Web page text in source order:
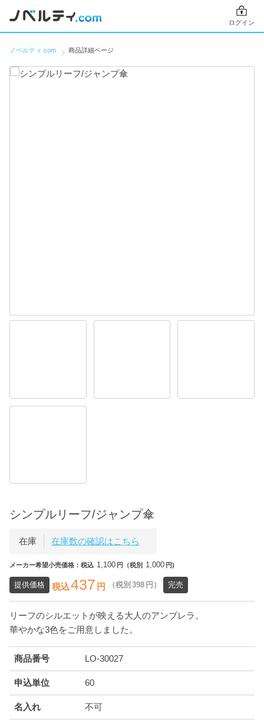
ログイン
ノベルティ.com 商品詳細ページ
シンプルリーフ/ジャンプ傘
在庫 在庫数の確認はこちら
メーカー希望小売価格：税込 1,100 円（税別 1,000 円)
提供価格 税込437 円 （税別 398 円） 完売
リーフのシルエットが映える大人のアンブレラ。
華やかな3色をご用意しました。
商品番号 LO-30027
申込単位 60
名入れ 不可